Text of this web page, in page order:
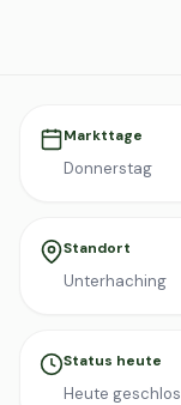
Markttage
Donnerstag
Standort
Unterhaching
Status heute
Heute